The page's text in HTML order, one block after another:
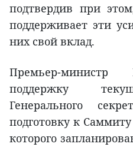
подтвердив при
поддерживает эти
них свой вклад.
Премьер-министр
поддержку
Генерального
подготовку к
которого